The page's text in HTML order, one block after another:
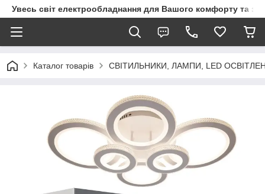
Увесь світ електрообладнання для Вашого комфорту та
Каталог товарів СВІТИЛЬНИКИ, ЛАМПИ, LED